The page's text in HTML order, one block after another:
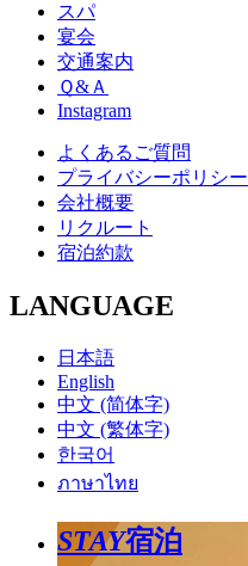
スパ
宴会
交通案内
Ｑ&Ａ
Instagram
よくあるご質問
プライバシーポリシー
会社概要
リクルート
宿泊約款
LANGUAGE
日本語
English
中文 (简体字)
中文 (繁体字)
한국어
ภาษาไทย
STAY宿泊